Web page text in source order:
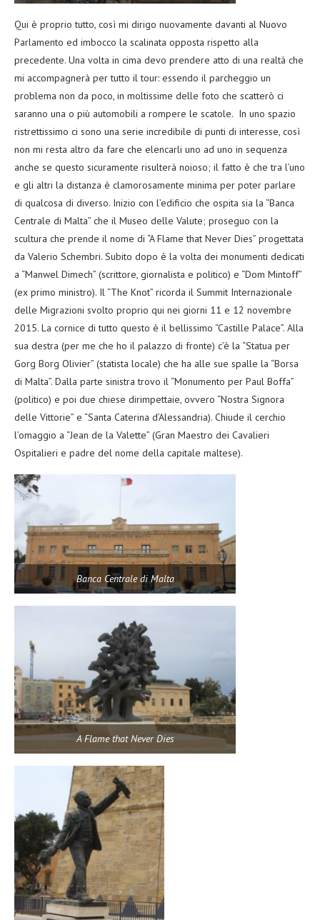
Qui è proprio tutto, così mi dirigo nuovamente davanti al Nuovo
Parlamento ed imbocco la scalinata opposta rispetto alla
precedente. Una volta in cima devo prendere atto di una realtà che
mi accompagnerà per tutto il tour: essendo il parcheggio un
problema non da poco, in moltissime delle foto che scatterò ci
saranno una o più automobili a rompere le scatole. In uno spazio
ristrettissimo ci sono una serie incredibile di punti di interesse, così
non mi resta altro da fare che elencarli uno ad uno in sequenza
anche se questo sicuramente risulterà noioso; il fatto è che tra l’uno
e gli altri la distanza è clamorosamente minima per poter parlare
di qualcosa di diverso. Inizio con l’edificio che ospita sia la “Banca
Centrale di Malta” che il Museo delle Valute; proseguo con la
scultura che prende il nome di “A Flame that Never Dies” progettata
da Valerio Schembri. Subito dopo è la volta dei monumenti dedicati
a “Manwel Dimech” (scrittore, giornalista e politico) e “Dom Mintoff”
(ex primo ministro). Il “The Knot” ricorda il Summit Internazionale
delle Migrazioni svolto proprio qui nei giorni 11 e 12 novembre
2015. La cornice di tutto questo è il bellissimo “Castille Palace”. Alla
sua destra (per me che ho il palazzo di fronte) c’è la “Statua per
Gorg Borg Olivier” (statista locale) che ha alle sue spalle la “Borsa
di Malta”. Dalla parte sinistra trovo il “Monumento per Paul Boffa”
(politico) e poi due chiese dirimpettaie, ovvero “Nostra Signora
delle Vittorie” e “Santa Caterina d’Alessandria). Chiude il cerchio
l’omaggio a “Jean de la Valette” (Gran Maestro dei Cavalieri
Ospitalieri e padre del nome della capitale maltese).
Banca Centrale di Malta
A Flame that Never Dies